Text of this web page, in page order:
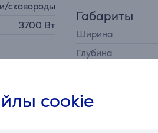
cookie
сковороды
3700 Вт
Габариты
Ширина
Глубина